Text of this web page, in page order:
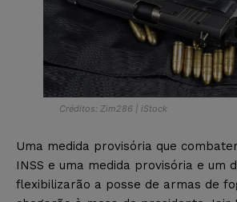
Créditos: Zim286 | iStock
Uma medida provisória que
INSS e uma medida provisória e um
flexibilizarão a posse de armas de